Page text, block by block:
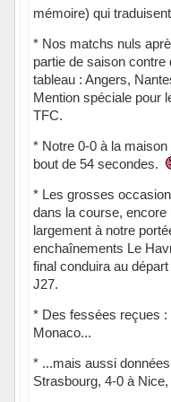
mémoire) qui
* Nos matchs nuls
partie de saison
tableau : Angers,
Mention spéciale pour
TFC.
* Notre 0-0 à la
bout de 54 secondes.
* Les grosses
dans la course,
largement à notre
enchaînements Le
final conduira au
J27.
* Des fessées reçues :
Monaco...
* ...mais aussi
Strasbourg, 4-0 à